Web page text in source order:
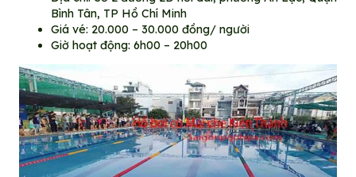
Bình Tân, TP Hồ Chí Minh
Giá vé: 20.000 – 30.000 đồng/ người
Giờ hoạt động: 6h00 – 20h00